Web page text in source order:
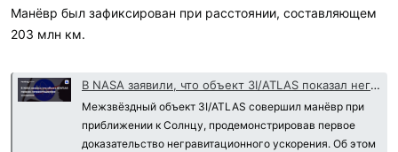
Манёвр был зафиксирован при расстоянии, составляющем
203 млн км.
В NASA заявили, что объект 3I/ATLAS показал негравитационное ускорение
Межзвёздный объект 3I/ATLAS совершил манёвр при
приближении к Солнцу, продемонстрировав первое
доказательство негравитационного ускорения. Об этом